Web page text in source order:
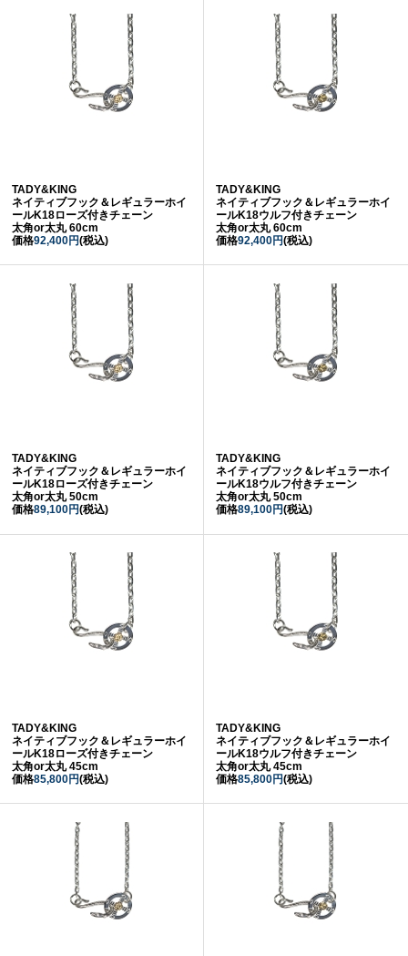
TADY&KING
ネイティブフック＆レギュラーホイ
ールK18ローズ付きチェーン
太角or太丸 60cm
価格92,400円(税込)
TADY&KING
ネイティブフック＆レギュラーホイ
ールK18ウルフ付きチェーン
太角or太丸 60cm
価格92,400円(税込)
TADY&KING
ネイティブフック＆レギュラーホイ
ールK18ローズ付きチェーン
太角or太丸 50cm
価格89,100円(税込)
TADY&KING
ネイティブフック＆レギュラーホイ
ールK18ウルフ付きチェーン
太角or太丸 50cm
価格89,100円(税込)
TADY&KING
ネイティブフック＆レギュラーホイ
ールK18ローズ付きチェーン
太角or太丸 45cm
価格85,800円(税込)
TADY&KING
ネイティブフック＆レギュラーホイ
ールK18ウルフ付きチェーン
太角or太丸 45cm
価格85,800円(税込)